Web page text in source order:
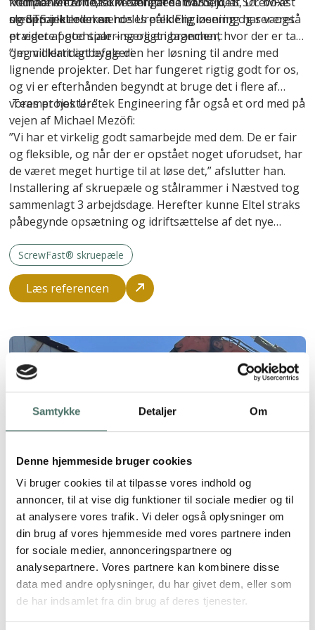
Samtykke Detaljer Om
Denne hjemmeside bruger cookies
Vi bruger cookies til at tilpasse vores indhold og
annoncer, til at vise dig funktioner til sociale medier og til
at analysere vores trafik. Vi deler også oplysninger om
din brug af vores hjemmeside med vores partnere inden
for sociale medier, annonceringspartnere og
analysepartnere. Vores partnere kan kombinere disse
data med andre oplysninger, du har givet dem, eller som
de har indsamlet fra din brug af deres tjenester.
medprojektlederen hos Uretek Engineering har været
præget af god sparring og engagement:
og STS inkl. oliekar.
skruepæle er en særdeles pålidelig løsning og ser også
et videre potentiale – særligt i brancher, hvor der er tale
om midlertidigt byggeri:
”Jeg vil klart anbefale den her løsning til andre med
lignende projekter. Det har fungeret rigtig godt for os,
og vi er efterhånden begyndt at bruge det i flere af
vores projekter.”
Teamet hos Uretek Engineering får også et ord med på
vejen af Michael Mezöfi:
”Vi har et virkelig godt samarbejde med dem. De er fair
og fleksible, og når der er opstået noget uforudset, har
de været meget hurtige til at løse det,” afslutter han.
Installering af skruepæle og stålrammer i Næstved tog
sammenlagt 3 arbejdsdage. Herefter kunne Eltel straks
påbegynde opsætning og idriftsættelse af det nye
ScrewFast® skruepæle
Læs referencen